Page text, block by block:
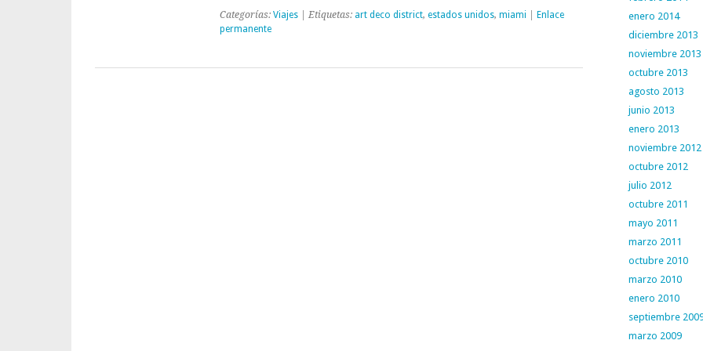
Categorías: Viajes| Etiquetas: art deco district, estados unidos, miami
Enlace
permanente
enero 2014
diciembre 2013
noviembre 2013
octubre 2013
agosto 2013
junio 2013
enero 2013
noviembre 2012
octubre 2012
julio 2012
octubre 2011
mayo 2011
marzo 2011
octubre 2010
marzo 2010
enero 2010
septiembre
marzo 2009